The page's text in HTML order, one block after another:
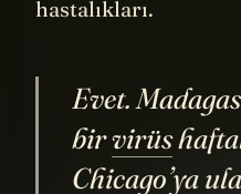
bilimsel bir konuyu
Evet.
birvirüs